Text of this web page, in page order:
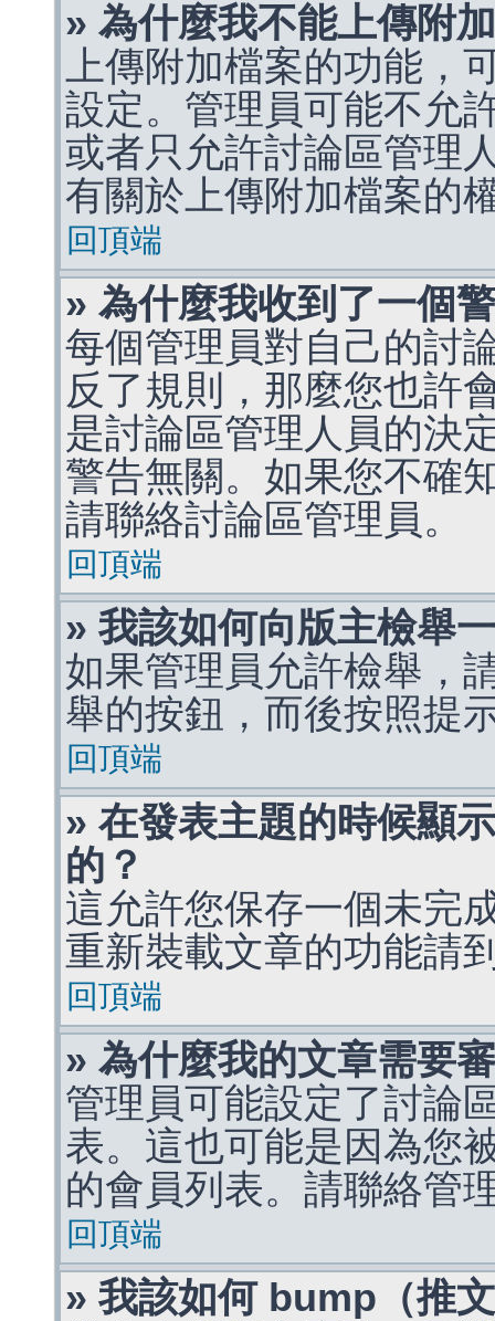
» 為什麼我不能上傳附
上傳附加檔案的功能，
設定。管理員可能不允
或者只允許討論區管理
有關於上傳附加檔案的
回頂端
» 為什麼我收到了一個
每個管理員對自己的討
反了規則，那麼您也許
是討論區管理人員的決
警告無關。如果您不確
請聯絡討論區管理員。
回頂端
» 我該如何向版主檢舉
如果管理員允許檢舉，
舉的按鈕，而後按照提
回頂端
» 在發表主題的時候顯
的？
這允許您保存一個未完
重新裝載文章的功能請
回頂端
» 為什麼我的文章需要
管理員可能設定了討論
表。這也可能是因為您
的會員列表。請聯絡管
回頂端
» 我該如何 bump（推